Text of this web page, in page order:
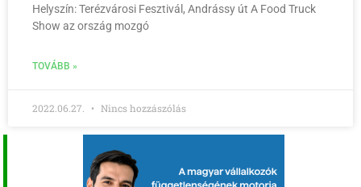
Helyszín: Terézvárosi Fesztivál, Andrássy út A Food Truck
Show az ország mozgó
TOVÁBB »
2022.06.27. Nincs hozzászólás